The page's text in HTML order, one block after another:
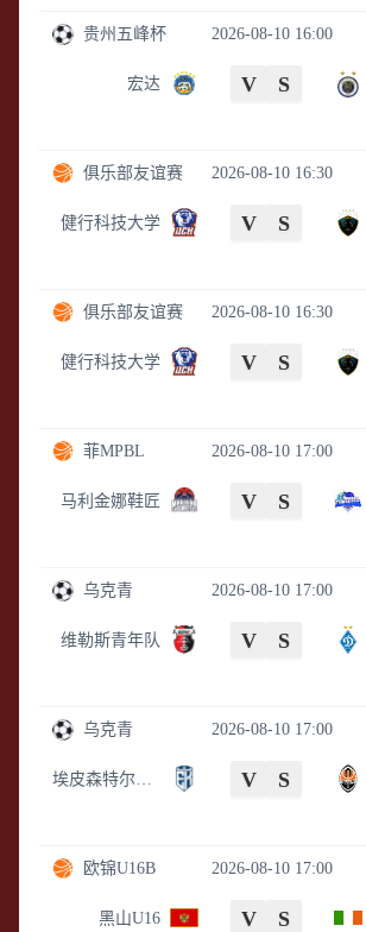
2026-08-10 16:00
贵州五峰杯
宏达 V S
2026-08-10 16:30
俱乐部友谊赛
健行科技大学 V S
2026-08-10 16:30
俱乐部友谊赛
健行科技大学 V S
2026-08-10 17:00
菲MPBL
马利金娜鞋匠 V S
2026-08-10 17:00
乌克青
维勒斯青年队 V S
2026-08-10 17:00
乌克青
V S
2026-08-10 17:00
欧锦U16B
黑山U16 V S